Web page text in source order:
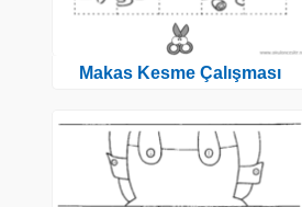
Makas Kesme Çalışması